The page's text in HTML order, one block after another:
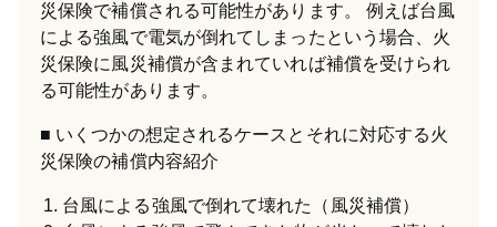
災保険で補償される可能性があります。 例えば台風
による強風で電気が倒れてしまったという場合、火
災保険に風災補償が含まれていれば補償を受けられ
る可能性があります。
いくつかの想定されるケースとそれに対応する火
災保険の補償内容紹介
台風による強風で倒れて壊れた（風災補償）